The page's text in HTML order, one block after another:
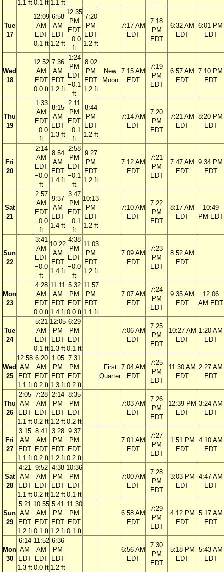
1.1 ft 0.1 ft 1.1 ft
Tue
17
12:09
AM
EDT
0.1 ft
6:58
AM
EDT
1.2 ft
12:35
PM
EDT
−0.0
ft
7:20
PM
EDT
1.2 ft
7:17 AM
EDT
7:18
PM
EDT
6:32 AM
EDT
6:01 PM
EDT
Wed
18
12:52
AM
EDT
0.0 ft
7:36
AM
EDT
1.2 ft
1:24
PM
EDT
−0.1
ft
8:02
PM
EDT
1.2 ft
New
Moon
7:15 AM
EDT
7:19
PM
EDT
6:57 AM
EDT
7:10 PM
EDT
Thu
19
1:33
AM
EDT
−0.0
ft
8:15
AM
EDT
1.3 ft
2:11
PM
EDT
−0.1
ft
8:44
PM
EDT
1.2 ft
7:14 AM
EDT
7:20
PM
EDT
7:21 AM
EDT
8:20 PM
EDT
Fri
20
2:14
AM
EDT
−0.0
ft
8:54
AM
EDT
1.4 ft
2:58
PM
EDT
−0.1
ft
9:27
PM
EDT
1.2 ft
7:12 AM
EDT
7:21
PM
EDT
7:47 AM
EDT
9:34 PM
EDT
Sat
21
2:57
AM
EDT
−0.0
ft
9:37
AM
EDT
1.4 ft
3:47
PM
EDT
−0.1
ft
10:13
PM
EDT
1.2 ft
7:10 AM
EDT
7:22
PM
EDT
8:17 AM
EDT
10:49
PM EDT
Sun
22
3:41
AM
EDT
−0.0
ft
10:22
AM
EDT
1.4 ft
4:38
PM
EDT
−0.0
ft
11:03
PM
EDT
1.2 ft
7:09 AM
EDT
7:23
PM
EDT
8:52 AM
EDT
Mon
23
4:28
AM
EDT
0.0 ft
11:11
AM
EDT
1.4 ft
5:32
PM
EDT
0.0 ft
11:57
PM
EDT
1.1 ft
7:07 AM
EDT
7:24
PM
EDT
9:35 AM
EDT
12:06
AM EDT
Tue
24
5:21
AM
EDT
0.1 ft
12:05
PM
EDT
1.3 ft
6:29
PM
EDT
0.1 ft
7:06 AM
EDT
7:25
PM
EDT
10:27 AM
EDT
1:20 AM
EDT
Wed
25
12:58
AM
EDT
1.1 ft
6:20
AM
EDT
0.2 ft
1:05
PM
EDT
1.3 ft
7:31
PM
EDT
0.2 ft
First
Quarter
7:04 AM
EDT
7:25
PM
EDT
11:30 AM
EDT
2:27 AM
EDT
Thu
26
2:05
AM
EDT
1.1 ft
7:28
AM
EDT
0.2 ft
2:14
PM
EDT
1.2 ft
8:35
PM
EDT
0.2 ft
7:03 AM
EDT
7:26
PM
EDT
12:39 PM
EDT
3:24 AM
EDT
Fri
27
3:15
AM
EDT
1.1 ft
8:41
AM
EDT
0.2 ft
3:28
PM
EDT
1.2 ft
9:37
PM
EDT
0.2 ft
7:01 AM
EDT
7:27
PM
EDT
1:51 PM
EDT
4:10 AM
EDT
Sat
28
4:21
AM
EDT
1.1 ft
9:52
AM
EDT
0.2 ft
4:38
PM
EDT
1.2 ft
10:36
PM
EDT
0.1 ft
7:00 AM
EDT
7:28
PM
EDT
3:03 PM
EDT
4:47 AM
EDT
Sun
29
5:21
AM
EDT
1.2 ft
10:55
AM
EDT
0.1 ft
5:41
PM
EDT
1.2 ft
11:30
PM
EDT
0.1 ft
6:58 AM
EDT
7:29
PM
EDT
4:12 PM
EDT
5:17 AM
EDT
Mon
30
6:14
AM
EDT
1.3 ft
11:52
AM
EDT
0.0 ft
6:36
PM
EDT
1.2 ft
6:56 AM
EDT
7:30
PM
EDT
5:18 PM
EDT
5:43 AM
EDT